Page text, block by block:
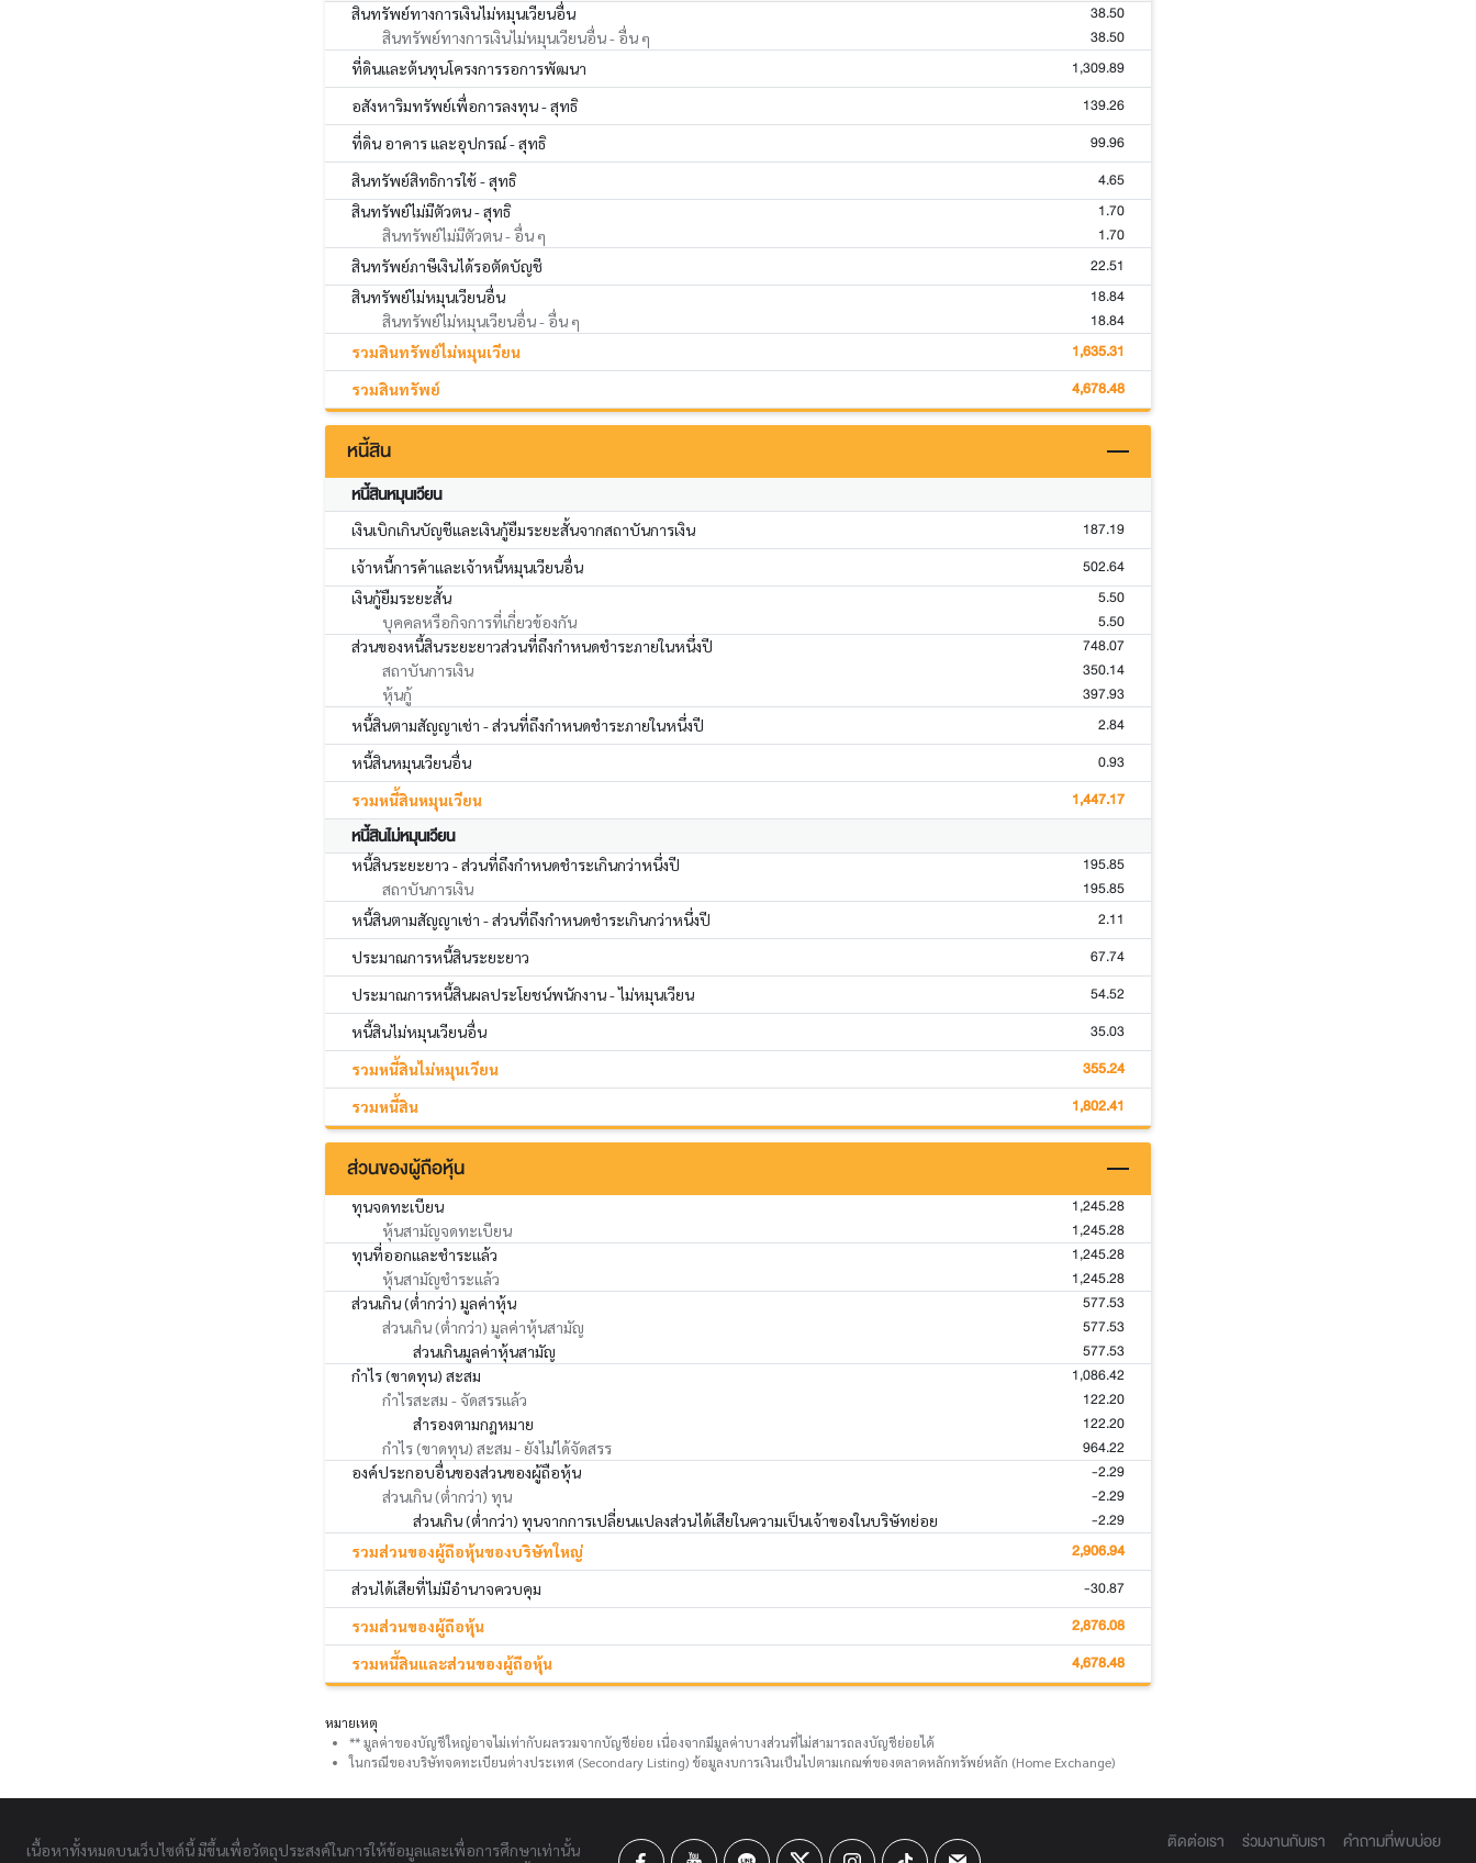
สินทรัพย์ทางการเงินไม่หมุนเวียนอื่น 38.50
สินทรัพย์ทางการเงินไม่หมุนเวียนอื่น - อื่น ๆ 38.50
ที่ดินและต้นทุนโครงการรอการพัฒนา 1,309.89
อสังหาริมทรัพย์เพื่อการลงทุน - สุทธิ 139.26
ที่ดิน อาคาร และอุปกรณ์ - สุทธิ 99.96
สินทรัพย์สิทธิการใช้ - สุทธิ 4.65
สินทรัพย์ไม่มีตัวตน - สุทธิ 1.70
สินทรัพย์ไม่มีตัวตน - อื่น ๆ 1.70
สินทรัพย์ภาษีเงินได้รอตัดบัญชี 22.51
สินทรัพย์ไม่หมุนเวียนอื่น 18.84
สินทรัพย์ไม่หมุนเวียนอื่น - อื่น ๆ 18.84
รวมสินทรัพย์ไม่หมุนเวียน 1,635.31
รวมสินทรัพย์ 4,678.48
หนี้สิน
หนี้สินหมุนเวียน
เงินเบิกเกินบัญชีและเงินกู้ยืมระยะสั้นจากสถาบันการเงิน 187.19
เจ้าหนี้การค้าและเจ้าหนี้หมุนเวียนอื่น 502.64
เงินกู้ยืมระยะสั้น 5.50
บุคคลหรือกิจการที่เกี่ยวข้องกัน 5.50
ส่วนของหนี้สินระยะยาวส่วนที่ถึงกำหนดชำระภายในหนึ่งปี 748.07
สถาบันการเงิน 350.14
หุ้นกู้ 397.93
หนี้สินตามสัญญาเช่า - ส่วนที่ถึงกำหนดชำระภายในหนึ่งปี 2.84
หนี้สินหมุนเวียนอื่น 0.93
รวมหนี้สินหมุนเวียน 1,447.17
หนี้สินไม่หมุนเวียน
หนี้สินระยะยาว - ส่วนที่ถึงกำหนดชำระเกินกว่าหนึ่งปี 195.85
สถาบันการเงิน 195.85
หนี้สินตามสัญญาเช่า - ส่วนที่ถึงกำหนดชำระเกินกว่าหนึ่งปี 2.11
ประมาณการหนี้สินระยะยาว 67.74
ประมาณการหนี้สินผลประโยชน์พนักงาน - ไม่หมุนเวียน 54.52
หนี้สินไม่หมุนเวียนอื่น 35.03
รวมหนี้สินไม่หมุนเวียน 355.24
รวมหนี้สิน 1,802.41
ส่วนของผู้ถือหุ้น
ทุนจดทะเบียน 1,245.28
หุ้นสามัญจดทะเบียน 1,245.28
ทุนที่ออกและชำระแล้ว 1,245.28
หุ้นสามัญชำระแล้ว 1,245.28
ส่วนเกิน (ต่ำกว่า) มูลค่าหุ้น 577.53
ส่วนเกิน (ต่ำกว่า) มูลค่าหุ้นสามัญ 577.53
ส่วนเกินมูลค่าหุ้นสามัญ 577.53
กำไร (ขาดทุน) สะสม 1,086.42
กำไรสะสม - จัดสรรแล้ว 122.20
สำรองตามกฎหมาย 122.20
กำไร (ขาดทุน) สะสม - ยังไม่ได้จัดสรร 964.22
องค์ประกอบอื่นของส่วนของผู้ถือหุ้น -2.29
ส่วนเกิน (ต่ำกว่า) ทุน -2.29
ส่วนเกิน (ต่ำกว่า) ทุนจากการเปลี่ยนแปลงส่วนได้เสียในความเป็นเจ้าของในบริษัทย่อย -2.29
รวมส่วนของผู้ถือหุ้นของบริษัทใหญ่ 2,906.94
ส่วนได้เสียที่ไม่มีอำนาจควบคุม -30.87
รวมส่วนของผู้ถือหุ้น 2,876.08
รวมหนี้สินและส่วนของผู้ถือหุ้น 4,678.48
หมายเหตุ
** มูลค่าของบัญชีใหญ่อาจไม่เท่ากับผลรวมจากบัญชีย่อย เนื่องจากมีมูลค่าบางส่วนที่ไม่สามารถลงบัญชีย่อยได้
ในกรณีของบริษัทจดทะเบียนต่างประเทศ (Secondary Listing) ข้อมูลงบการเงินเป็นไปตามเกณฑ์ของตลาดหลักทรัพย์หลัก (Home Exchange)
เนื้อหาทั้งหมดบนเว็บไซต์นี้ มีขึ้นเพื่อวัตถุประสงค์ในการให้ข้อมูลและเพื่อการศึกษาเท่านั้น ติดต่อเรา ร่วมงานกับเรา คำถามที่พบบ่อย